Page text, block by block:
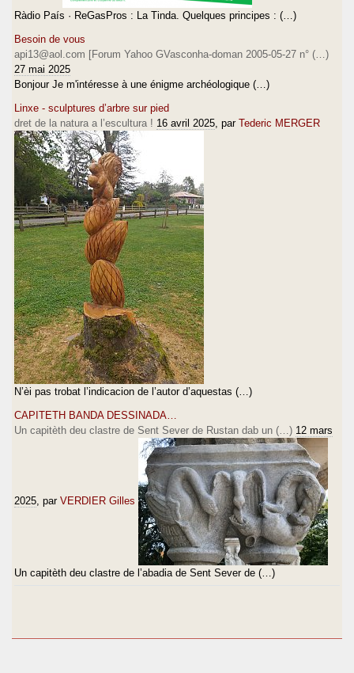
Ràdio País · ReGasPros : La Tinda. Quelques principes : (…)
Besoin de vous
api13@aol.com [Forum Yahoo GVasconha-doman 2005-05-27 n° (…)
27 mai 2025
Bonjour Je m'intéresse à une énigme archéologique (…)
Linxe - sculptures d’arbre sur pied
dret de la natura a l’escultura ! 16 avril 2025 , par Tederic MERGER
N’èi pas trobat l’indicacion de l’autor d’aquestas (…)
CAPITETH BANDA DESSINADA…
Un capitèth deu clastre de Sent Sever de Rustan dab un (…) 12 mars
2025 , par VERDIER Gilles
Un capitèth deu clastre de l’abadia de Sent Sever de (…)